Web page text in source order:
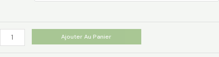
Ajouter Au Panier